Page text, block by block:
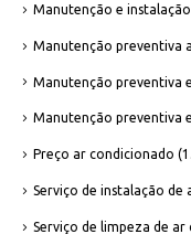
Manutenção e
Manutenção preventiva
Manutenção preventiva
Manutenção preventiva
Preço ar condicionado
Serviço de instalação de
Serviço de limpeza de ar